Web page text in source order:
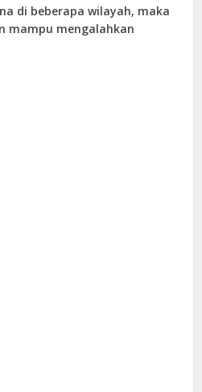
di beberapa wilayah, maka
mampu mengalahkan